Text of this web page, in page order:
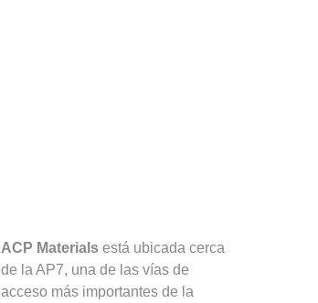
ACP Materials está ubicada cerca
de la AP7, una de las vías de
acceso más importantes de la